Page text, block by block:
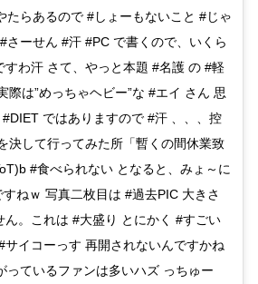
たらあるので #しょーもないこと #じゃ
さーせん #汗 #PC で書くので、いくら
すわ汗 さて、やっと本題 #名護 の #軽
際は”めっちゃヘビー”な #エイ さん 思
ではありますので #汗 、、、控
決して行ってみた所「暫くの間休業致
#食べられない となると、みょ～に
ねｗ 写真二枚目は #過去PIC 大きさ
ん。これは #大盛り とにかく #すごい
イコーっす 再開されないんですかね
っているファンは多いハズ っちゅー